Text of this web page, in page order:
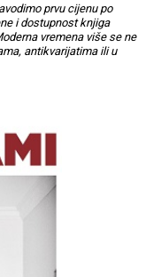
prvu cijenu po
i dostupnost knjiga
vremena više se ne
antikvarijatima ili u